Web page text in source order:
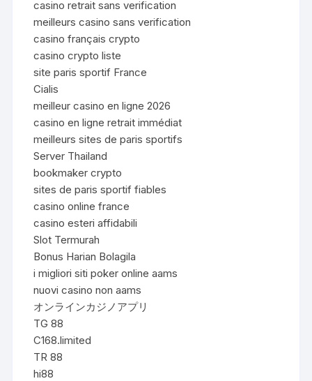
casino retrait sans verification
meilleurs casino sans verification
casino français crypto
casino crypto liste
site paris sportif France
Cialis
meilleur casino en ligne 2026
casino en ligne retrait immédiat
meilleurs sites de paris sportifs
Server Thailand
bookmaker crypto
sites de paris sportif fiables
casino online france
casino esteri affidabili
Slot Termurah
Bonus Harian Bolagila
i migliori siti poker online aams
nuovi casino non aams
オンラインカジノアプリ
TG 88
C168.limited
TR 88
hi88